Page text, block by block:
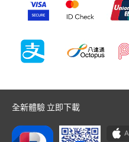
全新體驗 立即下載